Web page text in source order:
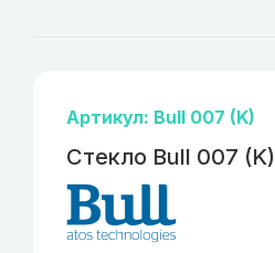
Артикул: Bull 007 (K)
Стекло Bull 007 (K)